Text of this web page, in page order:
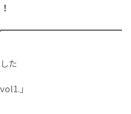
た
」